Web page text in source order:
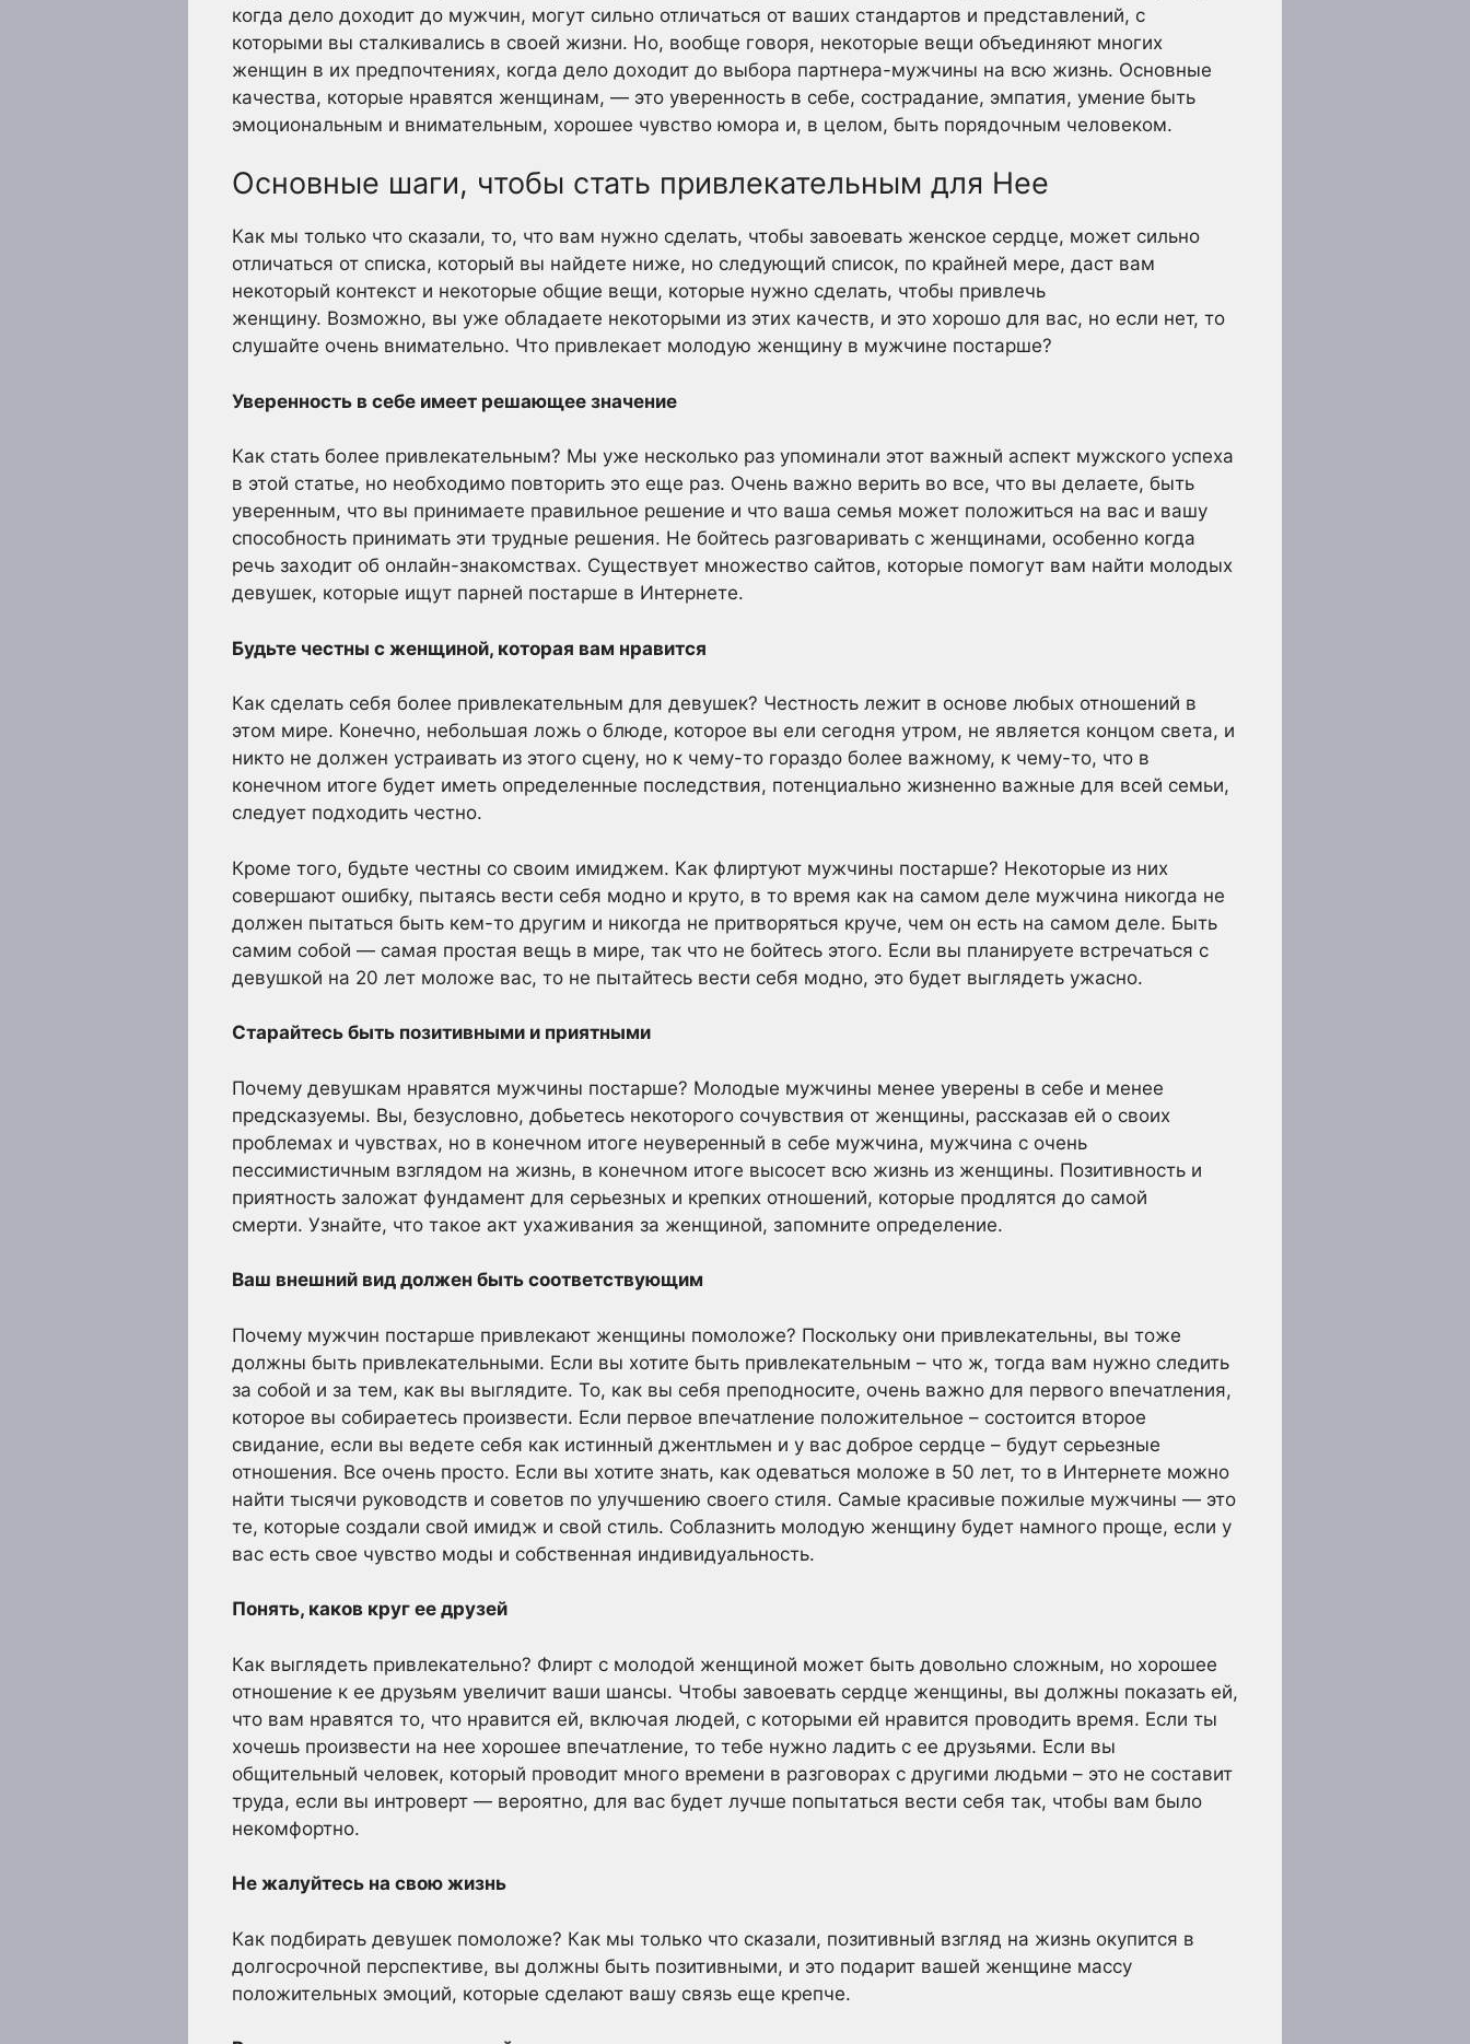
когда дело доходит до мужчин, могут сильно отличаться от ваших стандартов и представлений, с
которыми вы сталкивались в своей жизни. Но, вообще говоря, некоторые вещи объединяют многих
женщин в их предпочтениях, когда дело доходит до выбора партнера-мужчины на всю жизнь. Основные
качества, которые нравятся женщинам, — это уверенность в себе, сострадание, эмпатия, умение быть
эмоциональным и внимательным, хорошее чувство юмора и, в целом, быть порядочным человеком.
Основные шаги, чтобы стать привлекательным для Нее
Как мы только что сказали, то, что вам нужно сделать, чтобы завоевать женское сердце, может сильно
отличаться от списка, который вы найдете ниже, но следующий список, по крайней мере, даст вам
некоторый контекст и некоторые общие вещи, которые нужно сделать, чтобы привлечь
женщину. Возможно, вы уже обладаете некоторыми из этих качеств, и это хорошо для вас, но если нет, то
слушайте очень внимательно. Что привлекает молодую женщину в мужчине постарше?
Уверенность в себе имеет решающее значение
Как стать более привлекательным? Мы уже несколько раз упоминали этот важный аспект мужского успеха
в этой статье, но необходимо повторить это еще раз. Очень важно верить во все, что вы делаете, быть
уверенным, что вы принимаете правильное решение и что ваша семья может положиться на вас и вашу
способность принимать эти трудные решения. Не бойтесь разговаривать с женщинами, особенно когда
речь заходит об онлайн-знакомствах. Существует множество сайтов, которые помогут вам найти молодых
девушек, которые ищут парней постарше в Интернете.
Будьте честны с женщиной, которая вам нравится
Как сделать себя более привлекательным для девушек? Честность лежит в основе любых отношений в
этом мире. Конечно, небольшая ложь о блюде, которое вы ели сегодня утром, не является концом света, и
никто не должен устраивать из этого сцену, но к чему-то гораздо более важному, к чему-то, что в
конечном итоге будет иметь определенные последствия, потенциально жизненно важные для всей семьи,
следует подходить честно.
Кроме того, будьте честны со своим имиджем. Как флиртуют мужчины постарше? Некоторые из них
совершают ошибку, пытаясь вести себя модно и круто, в то время как на самом деле мужчина никогда не
должен пытаться быть кем-то другим и никогда не притворяться круче, чем он есть на самом деле. Быть
самим собой — самая простая вещь в мире, так что не бойтесь этого. Если вы планируете встречаться с
девушкой на 20 лет моложе вас, то не пытайтесь вести себя модно, это будет выглядеть ужасно.
Старайтесь быть позитивными и приятными
Почему девушкам нравятся мужчины постарше? Молодые мужчины менее уверены в себе и менее
предсказуемы. Вы, безусловно, добьетесь некоторого сочувствия от женщины, рассказав ей о своих
проблемах и чувствах, но в конечном итоге неуверенный в себе мужчина, мужчина с очень
пессимистичным взглядом на жизнь, в конечном итоге высосет всю жизнь из женщины. Позитивность и
приятность заложат фундамент для серьезных и крепких отношений, которые продлятся до самой
смерти. Узнайте, что такое акт ухаживания за женщиной, запомните определение.
Ваш внешний вид должен быть соответствующим
Почему мужчин постарше привлекают женщины помоложе? Поскольку они привлекательны, вы тоже
должны быть привлекательными. Если вы хотите быть привлекательным – что ж, тогда вам нужно следить
за собой и за тем, как вы выглядите. То, как вы себя преподносите, очень важно для первого впечатления,
которое вы собираетесь произвести. Если первое впечатление положительное – состоится второе
свидание, если вы ведете себя как истинный джентльмен и у вас доброе сердце – будут серьезные
отношения. Все очень просто. Если вы хотите знать, как одеваться моложе в 50 лет, то в Интернете можно
найти тысячи руководств и советов по улучшению своего стиля. Самые красивые пожилые мужчины — это
те, которые создали свой имидж и свой стиль. Соблазнить молодую женщину будет намного проще, если у
вас есть свое чувство моды и собственная индивидуальность.
Понять, каков круг ее друзей
Как выглядеть привлекательно? Флирт с молодой женщиной может быть довольно сложным, но хорошее
отношение к ее друзьям увеличит ваши шансы. Чтобы завоевать сердце женщины, вы должны показать ей,
что вам нравятся то, что нравится ей, включая людей, с которыми ей нравится проводить время. Если ты
хочешь произвести на нее хорошее впечатление, то тебе нужно ладить с ее друзьями. Если вы
общительный человек, который проводит много времени в разговорах с другими людьми – это не составит
труда, если вы интроверт — вероятно, для вас будет лучше попытаться вести себя так, чтобы вам было
некомфортно.
Не жалуйтесь на свою жизнь
Как подбирать девушек помоложе? Как мы только что сказали, позитивный взгляд на жизнь окупится в
долгосрочной перспективе, вы должны быть позитивными, и это подарит вашей женщине массу
положительных эмоций, которые сделают вашу связь еще крепче.